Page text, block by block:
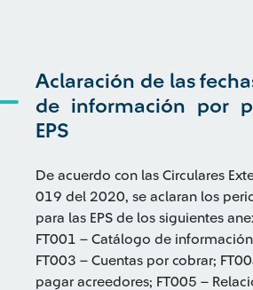
Aclaración de las
de información por
EPS
De acuerdo con las Circulares
019 del 2020, se aclaran los
para las EPS de los siguientes
FT001 – Catálogo de
FT003 – Cuentas por cobrar;
pagar acreedores; FT005 –